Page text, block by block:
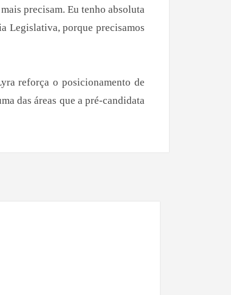
precisam. Eu tenho absoluta
Legislativa, porque precisamos
reforça o posicionamento de
das áreas que a pré-candidata